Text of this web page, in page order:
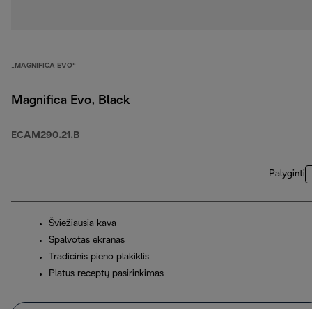
„MAGNIFICA EVO“
Magnifica Evo, Black
ECAM290.21.B
Palyginti
Šviežiausia kava
Spalvotas ekranas
Tradicinis pieno plakiklis
Platus receptų pasirinkimas